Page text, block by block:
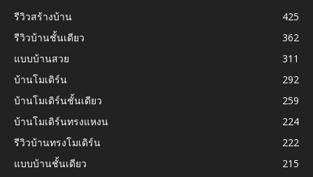
รีวิวสร้างบ้าน
425
รีวิวบ้านชั้นเดียว
362
แบบบ้านสวย
311
บ้านโมเดิร์น
292
บ้านโมเดิร์นชั้นเดียว
259
บ้านโมเดิร์นทรงแหงน
224
รีวิวบ้านทรงโมเดิร์น
222
แบบบ้านชั้นเดียว
215